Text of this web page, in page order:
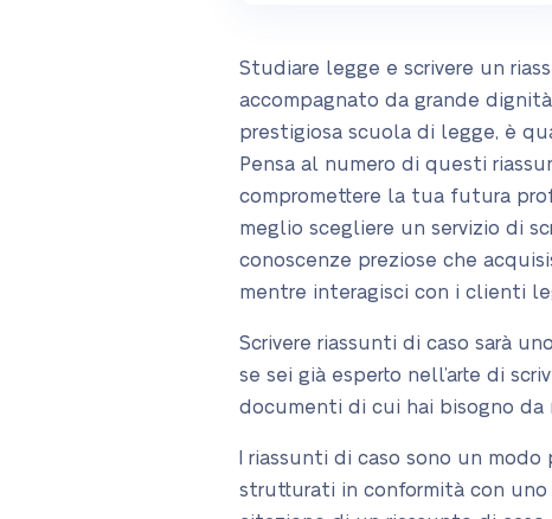
Studiare legge e scrivere un
accompagnato da grande
prestigiosa scuola di legge, è
Pensa al numero di questi
compromettere la tua futura
meglio scegliere un servizio di
conoscenze preziose che
mentre interagisci con i clienti
Scrivere riassunti di caso sarà
se sei già esperto nell’arte di
documenti di cui hai bisogno da
I riassunti di caso sono un
strutturati in conformità con uno